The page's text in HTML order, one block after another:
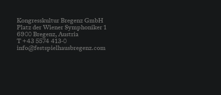
Kongresskultur Bregenz GmbH
Platz der Wiener Symphoniker 1
6900 Bregenz, Austria
T +43 5574 413-0
info@festspielhausbregenz.com